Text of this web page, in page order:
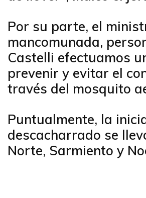
Por su parte, el
mancomunada,
Castelli efectuamos
prevenir y evitar el
través del mosquito
Puntualmente, la
descacharrado se
Norte, Sarmiento y